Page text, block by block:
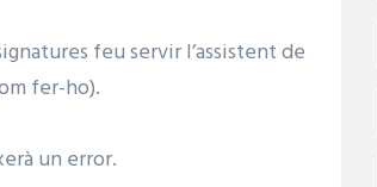
feu servir l’assistent de
fer-ho).
un error.